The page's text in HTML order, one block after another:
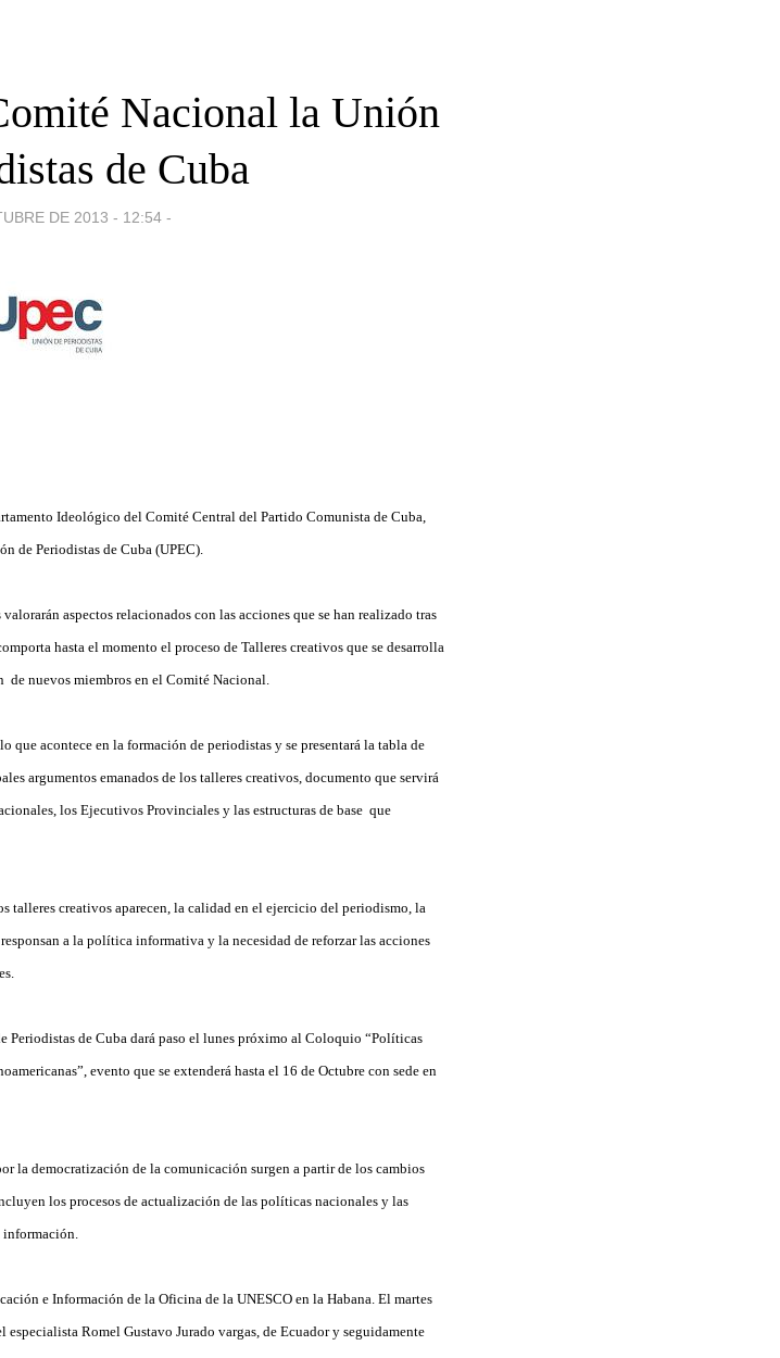
Nacional la Unión
de Cuba
DE 2013 - 12:54 -
Ideológico del Comité Central del Partido Comunista de Cuba,
de Periodistas de Cuba (UPEC).
aspectos relacionados con las acciones que se han realizado tras
hasta el momento el proceso de Talleres creativos que se desarrolla
de nuevos miembros en el Comité Nacional.
que acontece en la formación de periodistas y se presentará la tabla de
argumentos emanados de los talleres creativos, documento que servirá
los Ejecutivos Provinciales y las estructuras de base que
talleres creativos aparecen, la calidad en el ejercicio del periodismo, la
a la política informativa y la necesidad de reforzar las acciones
de Cuba dará paso el lunes próximo al Coloquio “Políticas
evento que se extenderá hasta el 16 de Octubre con sede en
la democratización de la comunicación surgen a partir de los cambios
los procesos de actualización de las políticas nacionales y las
e Información de la Oficina de la UNESCO en la Habana. El martes
Romel Gustavo Jurado vargas, de Ecuador y seguidamente